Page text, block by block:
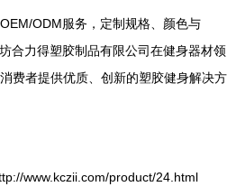
ODM服务，定制规格、颜色与
合力得塑胶制品有限公司在健身器材领
费者提供优质、创新的塑胶健身解决方
www.kczii.com/product/24.html